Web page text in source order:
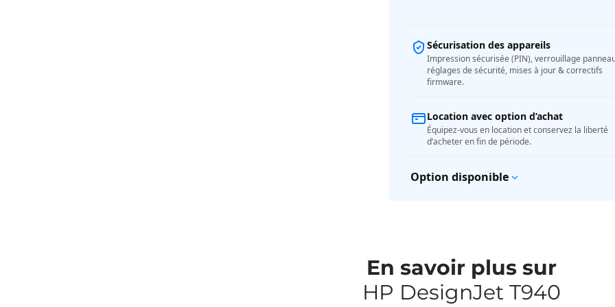
Sécurisation des appareils
Impression sécurisée (PIN), verrouillage
réglages de sécurité, mises à jour & correctifs
firmware.
Location avec option d’achat
Équipez-vous en location et conservez la liberté
d’acheter en fin de période.
Option disponible
En savoir plus sur
HP DesignJet T940